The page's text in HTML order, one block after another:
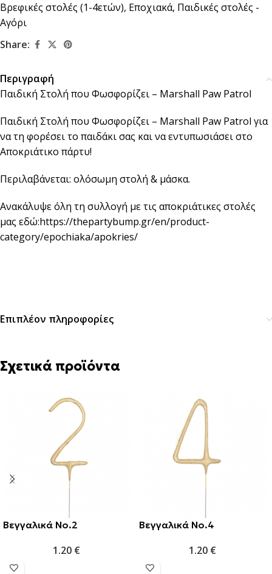
Βρεφικές στολές (1-4ετών), Εποχιακά, Παιδικές στολές -
Αγόρι
Share:
Περιγραφή
Παιδική Στολή που Φωσφορίζει – Marshall Paw Patrol
Παιδική Στολή που Φωσφορίζει – Marshall Paw Patrol για
να τη φορέσει το παιδάκι σας και να εντυπωσιάσει στο
Αποκριάτικο πάρτυ!
Περιλαβάνεται: ολόσωμη στολή & μάσκα.
Ανακάλυψε όλη τη συλλογή με τις αποκριάτικες στολές
μας εδώ:https://thepartybump.gr/en/product-
category/epochiaka/apokries/
Επιπλέον πληροφορίες
Σχετικά προϊόντα
Βεγγαλικά Νο.2
1.20 €
Βεγγαλικά Νο.4
1.20 €